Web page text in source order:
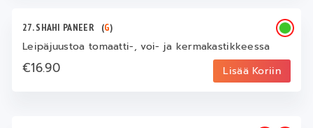
27. SHAHI PANEER (G)
Leipäjuustoa tomaatti-, voi- ja kermakastikkeessa
€16.90 Lisää Koriin